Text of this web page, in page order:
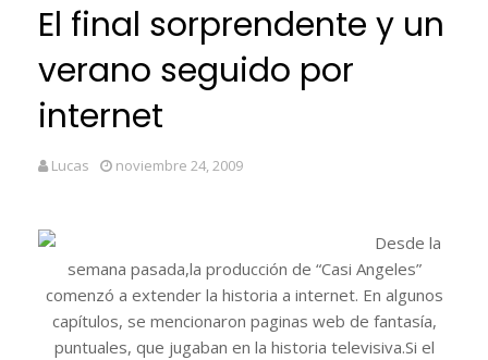
El final sorprendente y un
verano seguido por
internet
Lucas noviembre 24, 2009
Desde la
semana pasada,la producción de “Casi Angeles”
comenzó a extender la historia a internet. En algunos
capítulos, se mencionaron paginas web de fantasía,
puntuales, que jugaban en la historia televisiva.Si el